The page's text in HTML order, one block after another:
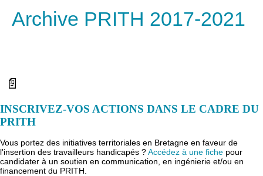
Archive PRITH 2017-2021
📄
INSCRIVEZ-VOS ACTIONS DANS LE CADRE DU
PRITH
Vous portez des initiatives territoriales en Bretagne en faveur de
l'insertion des travailleurs handicapés ?Accédez à une fiche pour
candidater à un soutien en communication, en ingénierie et/ou en
financement du PRITH.